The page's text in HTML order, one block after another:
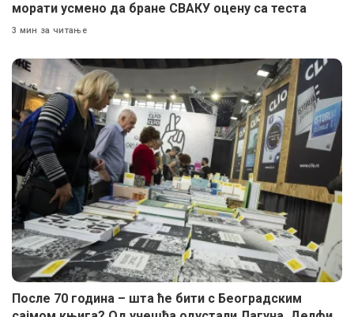
морати усмено да бране СВАКУ оцену са теста
3 мин за читање
После 70 година – шта ће бити с Београдским